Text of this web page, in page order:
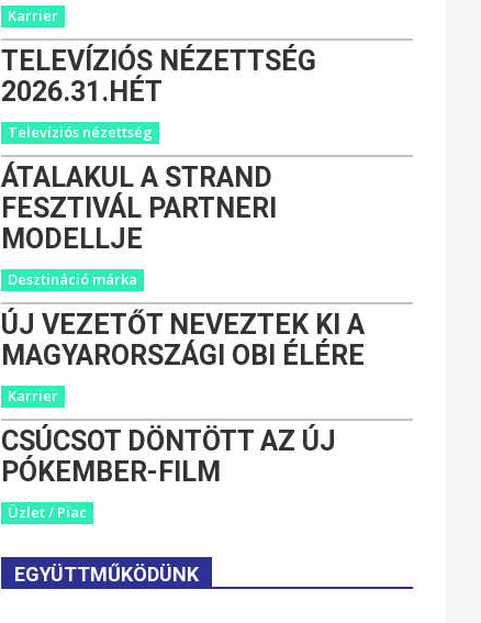
Karrier
TELEVÍZIÓS NÉZETTSÉG
2026.31.HÉT
Televíziós nézettség
ÁTALAKUL A STRAND
FESZTIVÁL PARTNERI
MODELLJE
Desztináció márka
ÚJ VEZETŐT NEVEZTEK KI A
MAGYARORSZÁGI OBI ÉLÉRE
Karrier
CSÚCSOT DÖNTÖTT AZ ÚJ
PÓKEMBER-FILM
Üzlet / Piac
EGYÜTTMŰKÖDÜNK